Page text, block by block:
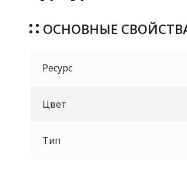
ОСНОВНЫЕ
Ресурс
Цвет
Тип